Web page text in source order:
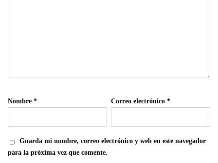
Nombre * Correo electrónico*
Guarda mi nombre, correo electrónico y web en este navegador
para la próxima vez que comente.